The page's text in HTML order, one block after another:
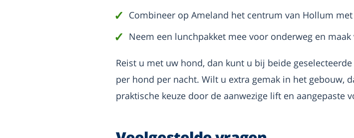
Combineer op Ameland het centrum van Hollum
Neem een lunchpakket mee voor onderweg en
Reist u met uw hond, dan kunt u bij beide
per hond per nacht. Wilt u extra gemak in het gebouw,
praktische keuze door de aanwezige lift en aangepaste